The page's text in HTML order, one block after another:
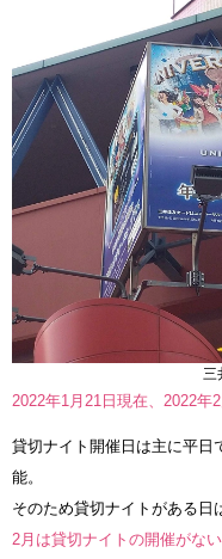
三
2022年1月21日現在、2022年
貸切ナイト開催日は主に平日
能。
そのため貸切ナイトがある日
2月は貸切ナイトの開催がな